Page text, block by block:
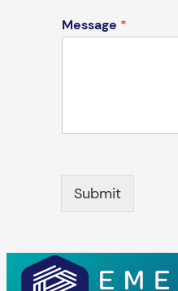
Message *
Submit